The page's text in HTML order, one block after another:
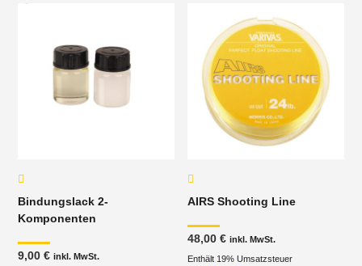
Bindungslack 2-
Komponenten
9,00€ inkl. MwSt.
AIRS Shooting Line
48,00€ inkl. MwSt.
Enthält 19% Umsatzsteuer